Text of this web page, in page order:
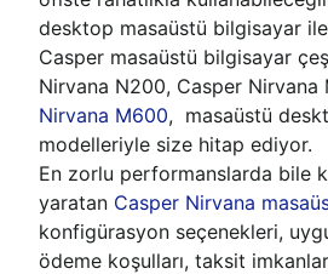
desktop masaüstü bilgisayar
Casper masaüstü bilgisayar
Nirvana N200, Casper Nirvana
Nirvana M600, masaüstü
modelleriyle size hitap ediyor.
En zorlu performanslarda bile
yaratan Casper Nirvana
konfigürasyon seçenekleri,
ödeme koşulları, taksit